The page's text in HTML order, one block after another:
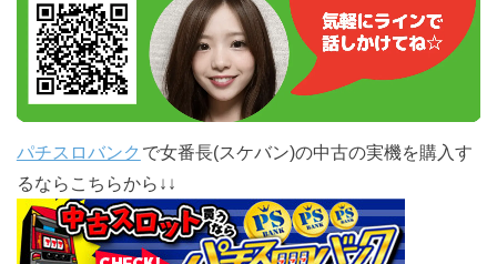
パチスロバンク で女番長(スケバン)の中古の実機を購入す
るならこちらから↓↓